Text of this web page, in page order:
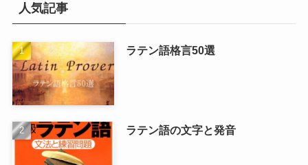
人気記事
ラテン語格言50選
ラテン語の文字と発音